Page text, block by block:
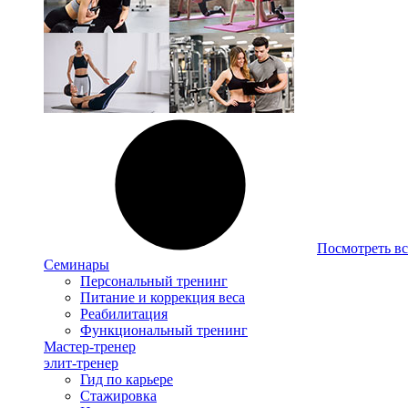
Посмотреть
Семинары
Персональный тренинг
Питание и коррекция веса
Реабилитация
Функциональный тренинг
Мастер-тренер
элит-тренер
Гид по карьере
Стажировка